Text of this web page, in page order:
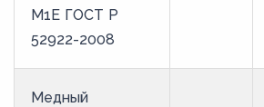
М1Е ГОСТ Р
52922-2008
Медный